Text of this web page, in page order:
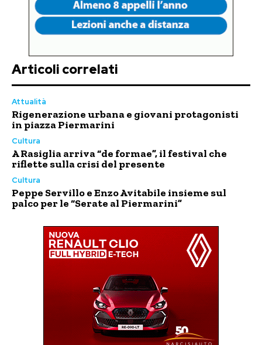
Articoli correlati
Attualità
Rigenerazione urbana e giovani protagonisti
in piazza Piermarini
Cultura
A Rasiglia arriva “de formae”, il festival che
riflette sulla crisi del presente
Cultura
Peppe Servillo e Enzo Avitabile insieme sul
palco per le “Serate al Piermarini”